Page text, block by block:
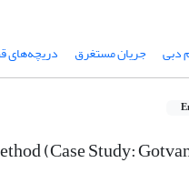
دبی جریان مستغرق دریچه‌های
(Case Study: